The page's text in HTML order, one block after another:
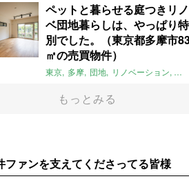
ペットと暮らせる庭つきリノ
ベ団地暮らしは、やっぱり特
別でした。（東京都多摩市
㎡の売買物件）
東京 多摩 団地 リノベーション 庭
もっとみる
ファンを支えてくださってる皆様